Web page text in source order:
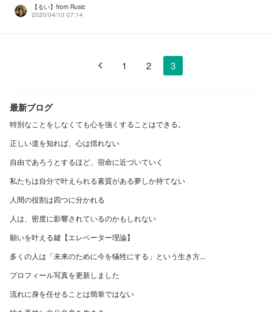
【るい】from Rusic
2020/04/10 07:14
1 2 3
最新ブログ
特別なことをしなくても心を強くすることはできる。
正しい道を知れば、心は揺れない
自由であろうとするほど、宿命に近づいていく
私たちは自分で叶えられる素質がある夢しか持てない
人間の役割は四つに分かれる
人は、密度に影響されているのかもしれない
願いを叶える鍵【エレベーター理論】
多くの人は「未来のために今を犠牲にする」という生き方...
プロフィール写真を更新しました
流れに身を任せることは簡単ではない